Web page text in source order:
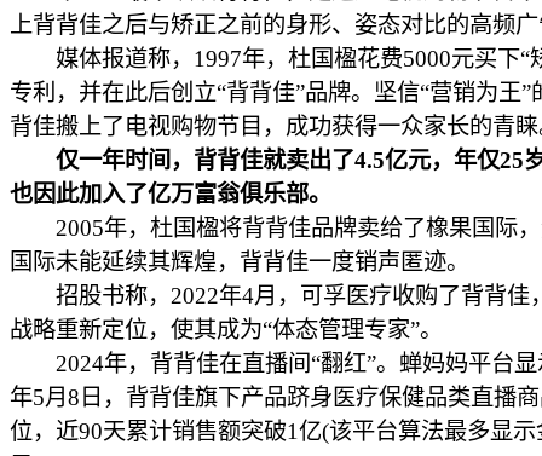
上背背佳之后与矫正之前的身形、姿态对比的高频
媒体报道称，1997年，杜国楹花费5000元买下“
专利，并在此后创立“背背佳”品牌。坚信“营销为王”
背佳搬上了电视购物节目，成功获得一众家长的青
仅一年时间，背背佳就卖出了4.5亿元，年仅25
也因此加入了亿万富翁俱乐部。
2005年，杜国楹将背背佳品牌卖给了橡果国际
国际未能延续其辉煌，背背佳一度销声匿迹。
招股书称，2022年4月，可孚医疗收购了背背佳
战略重新定位，使其成为“体态管理专家”。
2024年，背背佳在直播间“翻红”。蝉妈妈平台显
年5月8日，背背佳旗下产品跻身医疗保健品类直播
位，近90天累计销售额突破1亿(该平台算法最多显